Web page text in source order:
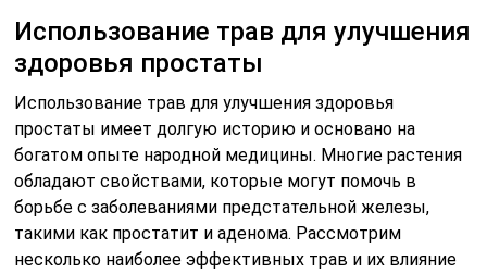
Использование трав для улучшения
здоровья простаты
Использование трав для улучшения здоровья
простаты имеет долгую историю и основано на
богатом опыте народной медицины. Многие растения
обладают свойствами, которые могут помочь в
борьбе с заболеваниями предстательной железы,
такими как простатит и аденома. Рассмотрим
несколько наиболее эффективных трав и их влияние